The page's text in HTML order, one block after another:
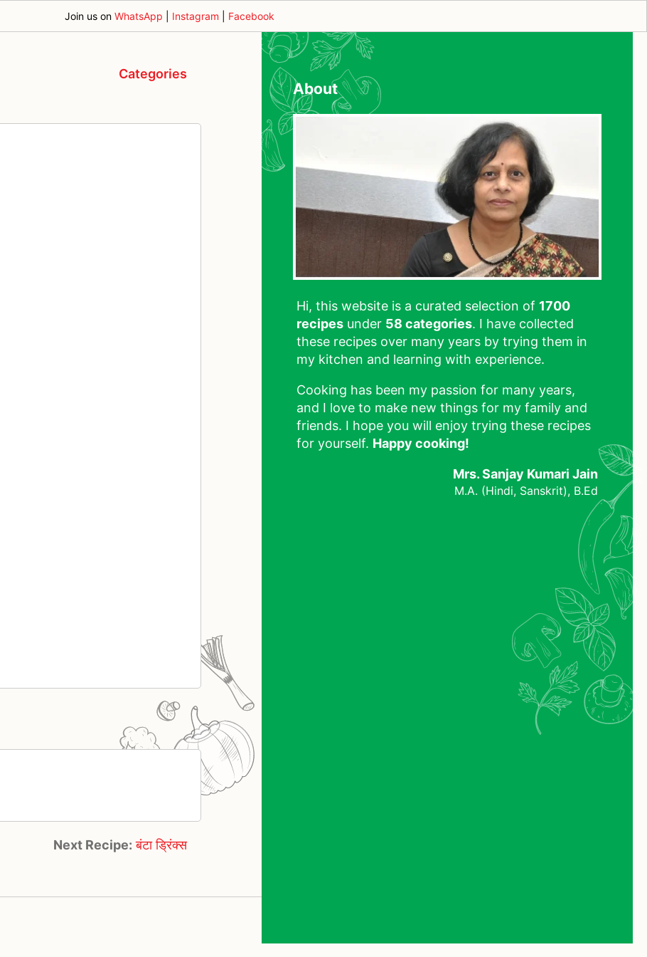
Join us on WhatsApp Instagram Facebook
Categories
Next Recipe: बंटा ड्रिंक्स
About
Hi, this website is a curated selection of 1700
recipes under 58 categories. I have collected
these recipes over many years by trying them in
my kitchen and learning with experience.
Cooking has been my passion for many years,
and I love to make new things for my family and
friends. I hope you will enjoy trying these recipes
for yourself. Happy cooking!
Mrs. Sanjay Kumari Jain
M.A. (Hindi, Sanskrit), B.Ed